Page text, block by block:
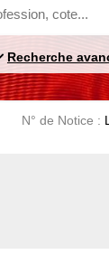
Recherche
N° de Notice :